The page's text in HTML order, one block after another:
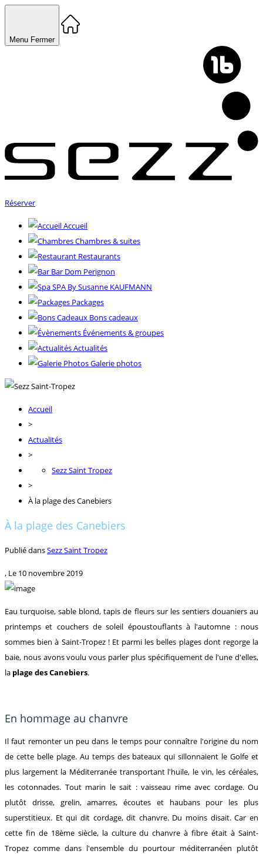
Menu Fermer
Réserver
Accueil
Chambres & suites
Restaurants
Bar Dom Perignon
SPA By Susanne KAUFMANN
Packages
Bons cadeaux
Événements & groupes
Actualités
Galerie photos
Accueil
>
Actualités
>
Sezz Saint Tropez
>
À la plage des Canebiers
À la plage des Canebiers
Publié dansSezz Saint Tropez
, Le 10 novembre 2019
Eau turquoise, sable blond, tapis de fleurs sur les sentiers douaniers au
printemps et couchers de soleil époustouflants à l'automne : nous
sommes bien à Saint-Tropez ! Et parmi les belles plages dont regorge la
baie, nous avons voulu vous parler plus spécifiquement de l'une d'elles,
la plage des Canebiers.
En hommage au chanvre
Il faut remonter un peu dans le temps pour connaître l'origine du nom
de cette belle plage. Au temps des bateaux qui sillonnaient le Golfe et
plus largement la Méditerranée transportant l'huile, le vin, les céréales,
les cotonnades. Tout marin le sait : vaisseau rime avec cordage. Ou
plutôt drisse, grelin, amarres, écoutes et haubans pour les plus
superstitieux. Et qui dit cordage, dit chanvre. Du moins disait. Car en
cette fin de 18ème siècle, la culture du chanvre à fibre était à Saint-
Tropez comme dans l'ensemble du pourtour méditerranéen plutôt